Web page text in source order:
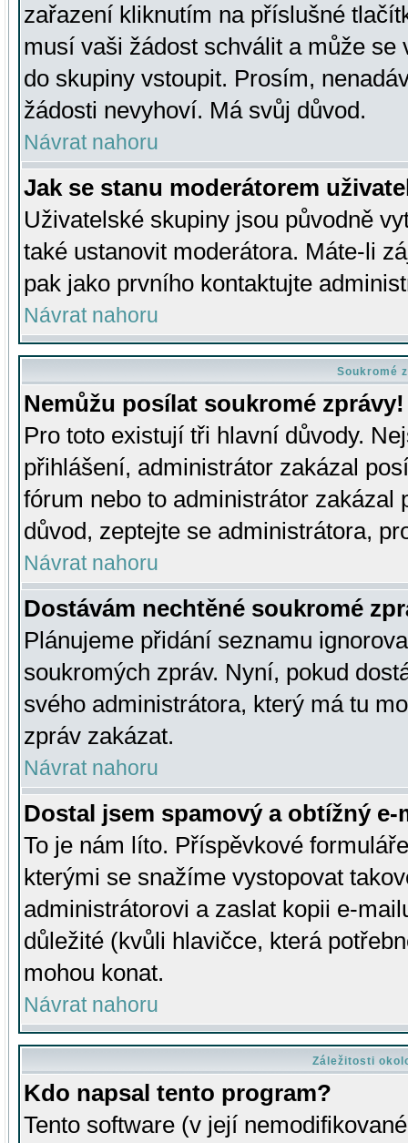
zařazení kliknutím na příslušné
musí vaši žádost schválit a může se
do skupiny vstoupit. Prosím,
žádosti nevyhoví. Má svůj důvod.
Návrat nahoru
Jak se stanu moderátorem
Uživatelské skupiny jsou původně
také ustanovit moderátora. Máte-li
pak jako prvního kontaktujte
Návrat nahoru
Soukromé
Nemůžu posílat soukromé zprávy!
Pro toto existují tři hlavní důvody.
přihlášení, administrátor zakázal
fórum nebo to administrátor zakázal
důvod, zeptejte se administrátora,
Návrat nahoru
Dostávám nechtěné soukromé
Plánujeme přidání seznamu
soukromých zpráv. Nyní, pokud
svého administrátora, který má tu
zpráv zakázat.
Návrat nahoru
Dostal jsem spamový a obtížný
To je nám líto. Příspěvkové
kterými se snažíme vystopovat
administrátorovi a zaslat kopii e-
důležité (kvůli hlavičce, která
mohou konat.
Návrat nahoru
Záležitosti
Kdo napsal tento program?
Tento software (v její